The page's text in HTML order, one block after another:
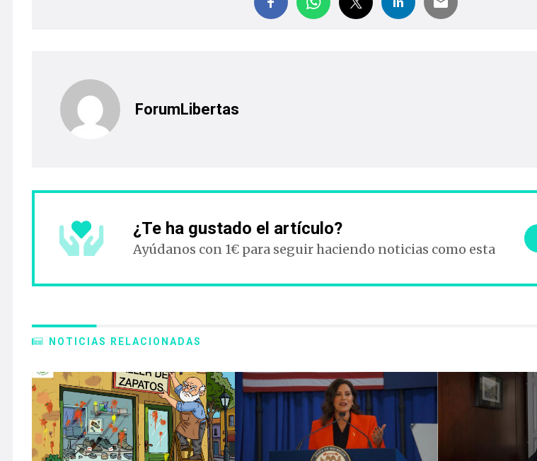
ForumLibertas
¿Te ha gustado el artículo?
Ayúdanos con 1€ para seguir haciendo noticias como esta
NOTICIAS RELACIONADAS